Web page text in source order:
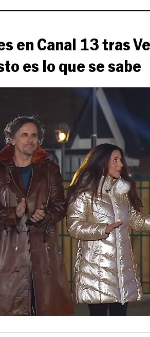
en Canal 13 tras
es lo que se sabe